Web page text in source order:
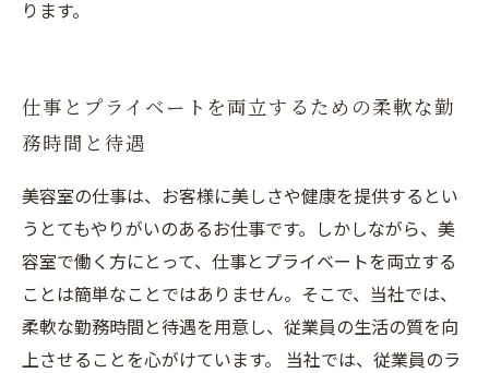
ります。
仕事とプライベートを両立するための柔軟な勤
務時間と待遇
美容室の仕事は、お客様に美しさや健康を提供するとい
うとてもやりがいのあるお仕事です。しかしながら、美
容室で働く方にとって、仕事とプライベートを両立する
ことは簡単なことではありません。そこで、当社では、
柔軟な勤務時間と待遇を用意し、従業員の生活の質を向
上させることを心がけています。 当社では、従業員のラ